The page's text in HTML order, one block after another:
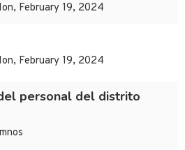
February 19, 2024
February 19, 2024
personal del distrito